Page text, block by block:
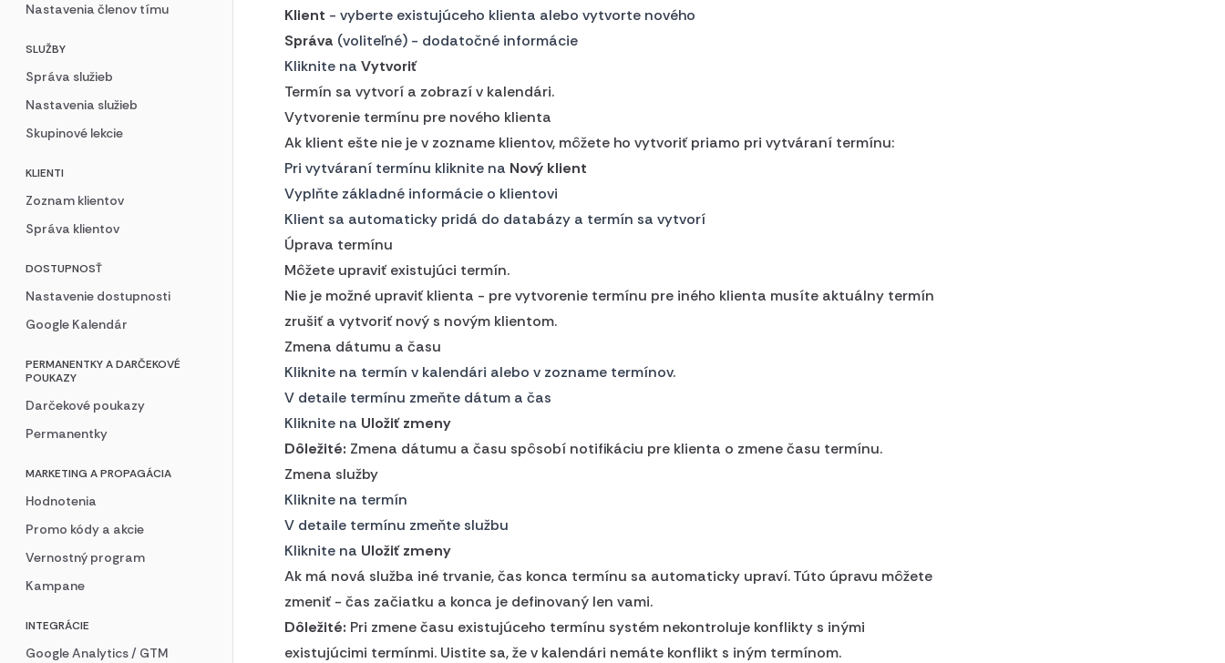
Nastavenia členov tímu
SLUŽBY
Správa služieb
Nastavenia služieb
Skupinové lekcie
KLIENTI
Zoznam klientov
Správa klientov
DOSTUPNOSŤ
Nastavenie dostupnosti
Google Kalendár
PERMANENTKY A DARČEKOVÉ
POUKAZY
Darčekové poukazy
Permanentky
MARKETING A PROPAGÁCIA
Hodnotenia
Promo kódy a akcie
Vernostný program
Kampane
INTEGRÁCIE
Google Analytics / GTM
Klient - vyberte existujúceho klienta alebo vytvorte nového
Správa (voliteľné) - dodatočné informácie
Kliknite na Vytvoriť
Termín sa vytvorí a zobrazí v kalendári.
Vytvorenie termínu pre nového klienta
Ak klient ešte nie je v zozname klientov, môžete ho vytvoriť priamo pri vytváraní termínu:
Pri vytváraní termínu kliknite na Nový klient
Vyplňte základné informácie o klientovi
Klient sa automaticky pridá do databázy a termín sa vytvorí
Úprava termínu
Môžete upraviť existujúci termín.
Nie je možné upraviť klienta - pre vytvorenie termínu pre iného klienta musíte aktuálny termín
zrušiť a vytvoriť nový s novým klientom.
Zmena dátumu a času
Kliknite na termín v kalendári alebo v zozname termínov.
V detaile termínu zmeňte dátum a čas
Kliknite na Uložiť zmeny
Dôležité: Zmena dátumu a času spôsobí notifikáciu pre klienta o zmene času termínu.
Zmena služby
Kliknite na termín
V detaile termínu zmeňte službu
Kliknite na Uložiť zmeny
Ak má nová služba iné trvanie, čas konca termínu sa automaticky upraví. Túto úpravu môžete
zmeniť - čas začiatku a konca je definovaný len vami.
Dôležité: Pri zmene času existujúceho termínu systém nekontroluje konflikty s inými
existujúcimi termínmi. Uistite sa, že v kalendári nemáte konflikt s iným termínom.